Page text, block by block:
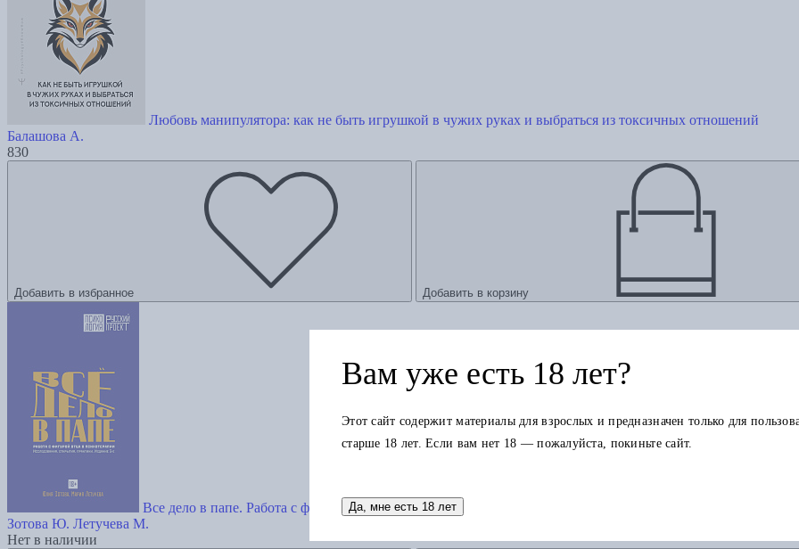
Любовь манипулятора: как не быть игрушкой в чужих руках и выбраться из токсичных отношений
Балашова А.
830
Добавить в избранное Добавить в корзину
Все дело в папе. Работа с фигурой отца в психотерапии
Зотова Ю. Летучева М.
Нет в наличии
Вам уже есть 18 лет?
Этот сайт содержит материалы для взрослых и предназначен только для
старше 18 лет. Если вам нет 18 — пожалуйста, покиньте сайт.
Да, мне есть 18 лет